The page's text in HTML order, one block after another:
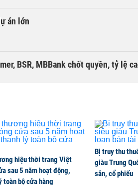
án lớn
BSR, MBBank chốt quyền, tỷ lệ
doanh ngoại hối nửa đầu năm 2026:
nhóm tư nhân
hộ kinh doanh?
hiệu thời trang Việt
sau 5 năm hoạt động,
toàn bộ cửa hàng
Bị truy thu
giàu Trung
sản, cổ phiếu